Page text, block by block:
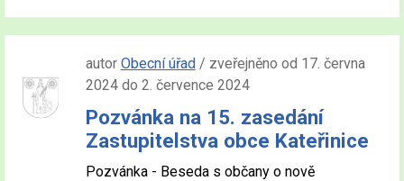
autor Obecní úřad/ zveřejněno od 17. června
2024 do 2. července 2024
Pozvánka na 15. zasedání
Zastupitelstva obce Kateřinice
Pozvánka - Beseda s občany o nově